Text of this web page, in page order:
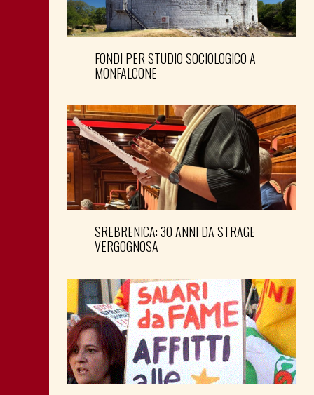
FONDI PER STUDIO SOCIOLOGICO A
MONFALCONE
SREBRENICA: 30 ANNI DA STRAGE
VERGOGNOSA